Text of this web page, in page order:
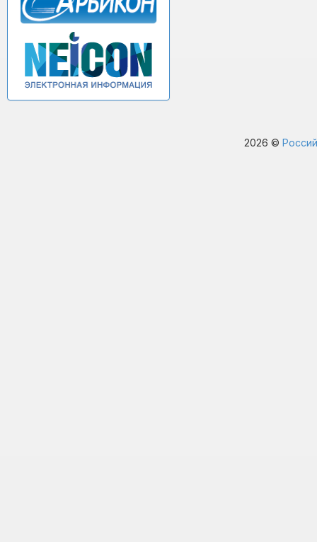
2026 ©